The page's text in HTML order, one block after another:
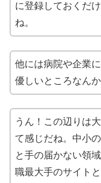
に登録しておくだ
ね。
他には病院や企業
優しいところなん
うん！この辺りは
て感じだね。中小
と手の届かない領
職最大手のサイト